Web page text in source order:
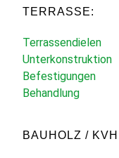
TERRASSE:
Terrassendielen
Unterkonstruktion
Befestigungen
Behandlung
BAUHOLZ /